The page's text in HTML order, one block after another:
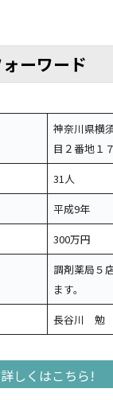
ーワード
神奈川県横
目２番地１
31人
平成9年
300万円
調剤薬局５
ます。
長谷川 勉